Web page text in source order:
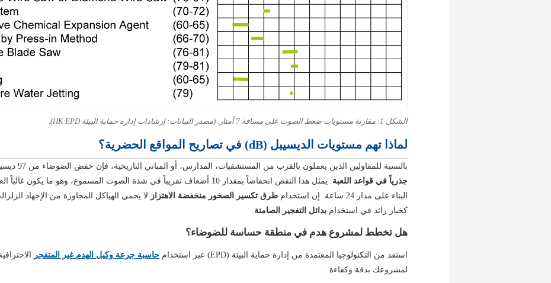
الشكل 1: مقارنة مستويات ضغط الصوت على مسافة 7 أمتار. (مصدر البيانات: إرشادات إدارة حماية البيئة HK EPD).
لماذا تهم مستويات الديسيبل (dB) في تصاريح المواقع الحضرية؟
بالنسبة للمقاولين الذين يعملون بالقرب من المستشفيات، المدارس، أو المباني التاريخية، فإن خفض الضوضاء من 97 ديسيبل إلى 65 ديسيبل يُعد
جذرياً في قواعد اللعبة
. يمثل هذا النقص انخفاضاً بمقدار 10 أضعاف تقريباً في شدة الصوت المسموع، وهو ما
البناء على مدار 24 ساعة. إن استخدام
طرق تكسير الصخور منخفضة الاهتزاز لا يحمي الهياكل المجاورة من الإجهاد
كخيار رائد في استخدام بدائل التفجير الصامتة.
هل تخطط لمشروع هدم في منطقة حساسة للضوضاء؟
استفد من التكنولوجيا المعتمدة من إدارة حماية البيئة (EPD) عبر استخدام حاسبة جرعة وكيل الهدم غير المتفجر
لمشروعك بدقة وكفاءة.